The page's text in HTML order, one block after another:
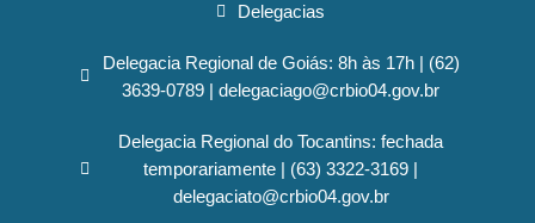
Delegacias
Delegacia Regional de Goiás: 8h às 17h | (62)
3639-0789 | delegaciago@crbio04.gov.br
Delegacia Regional do Tocantins: fechada
temporariamente | (63) 3322-3169 |
delegaciato@crbio04.gov.br